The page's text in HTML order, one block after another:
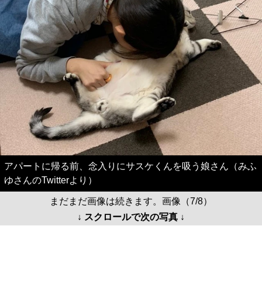
アパートに帰る前、念入りにサスケくんを吸う娘さん（みふ
ゆさんのTwitterより）
まだまだ画像は続きます。画像（7/8）
↓ スクロールで次の写真 ↓